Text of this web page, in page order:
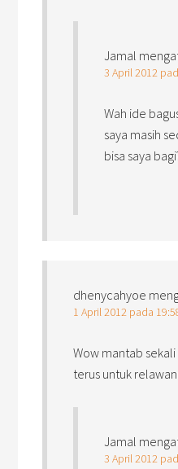
Jamal
3 April 2012
Wah ide
saya masih
bisa saya
dhenycahyoe
1 April 2012 pada
Wow mantab
terus untuk
Jamal
3 April 2012